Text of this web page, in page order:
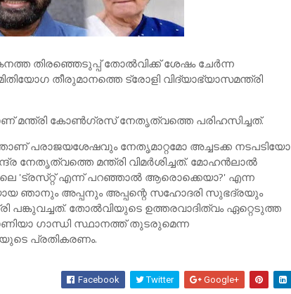
തിരഞ്ഞെടുപ്പ് തോല്‍വിക്ക് ശേഷം ചേര്‍ന്ന
തീരുമാനത്തെ ട്രോളി വിദ്യാഭ്യാസമന്ത്രി
മന്ത്രി കോണ്‍ഗ്രസ് നേതൃത്വത്തെ പരിഹസിച്ചത്.
പരാജയശേഷവും നേതൃമാറ്റമോ അച്ചടക്ക നടപടിയോ
നേതൃത്വത്തെ മന്ത്രി വിമര്‍ശിച്ചത്. മോഹന്‍ലാല്‍
'ട്രസ്‌റ്റ് എന്ന് പറഞ്ഞാല്‍ ആരൊക്കെയാ?' എന്ന
ഞാനും അപ്പനും അപ്പന്റെ സഹോദരി സുഭദ്ര‌യും
തോല്‍വിയുടെ ഉത്തരവാദിത്വം ഏറ്റെടുത്ത
ഗാന്ധി സ്ഥാനത്ത് തുടരുമെന്ന
പ്രതികരണം.
Facebook Twitter Google+